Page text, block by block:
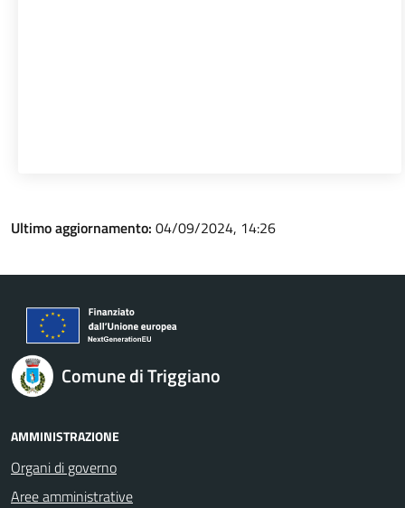
Ultimo aggiornamento: 04/09/2024, 14:26
Comune di Triggiano
AMMINISTRAZIONE
Organi di governo
Aree amministrative